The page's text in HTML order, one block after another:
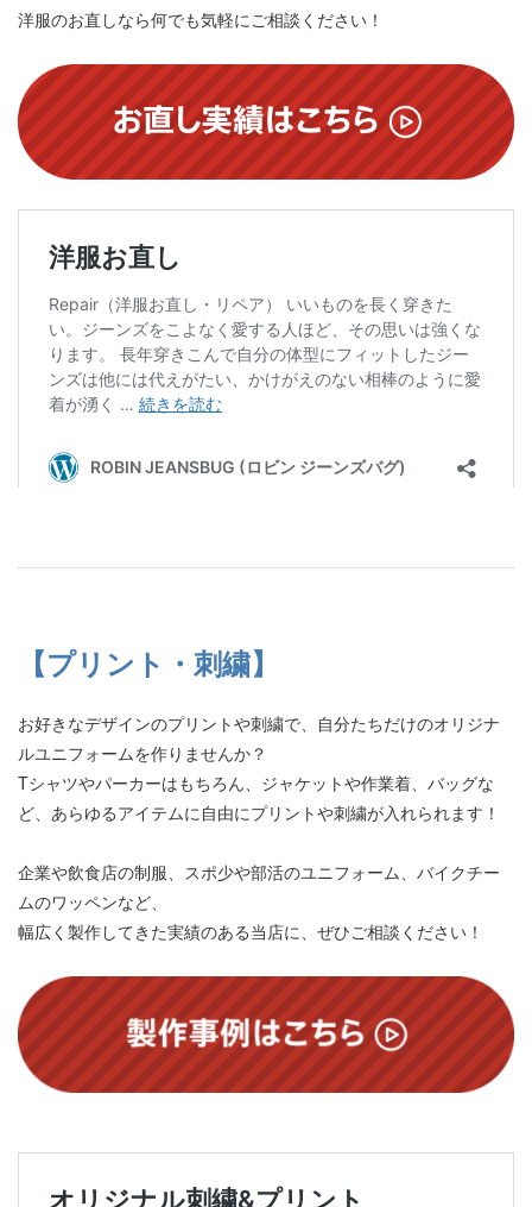
洋服のお直しなら何でも気軽にご相談ください！
【プリント・刺繍】
お好きなデザインのプリントや刺繍で、自分たちだけのオリジナ
ルユニフォームを作りませんか？
Tシャツやパーカーはもちろん、ジャケットや作業着、バッグな
ど、あらゆるアイテムに自由にプリントや刺繍が入れられます！
企業や飲食店の制服、スポ少や部活のユニフォーム、バイクチー
ムのワッペンなど、
幅広く製作してきた実績のある当店に、ぜひご相談ください！